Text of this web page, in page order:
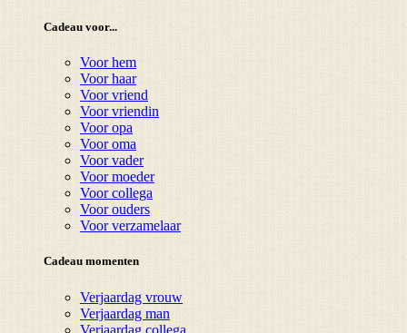
Cadeau voor...
Voor hem
Voor haar
Voor vriend
Voor vriendin
Voor opa
Voor oma
Voor vader
Voor moeder
Voor collega
Voor ouders
Voor verzamelaar
Cadeau momenten
Verjaardag vrouw
Verjaardag man
Verjaardag collega